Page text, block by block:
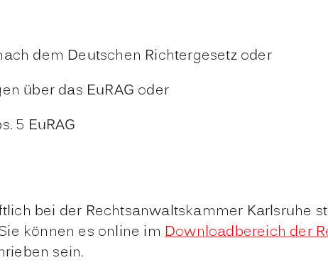
dem Deutschen Richtergesetz oder
über das EuRAG oder
5 EuRAG
bei der Rechtsanwaltskammer Karlsruhe
können es online im Downloadbereich der
sein.